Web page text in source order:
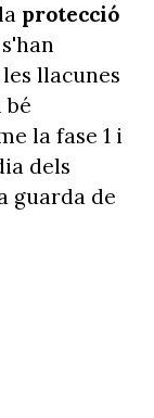
protecció
llacunes
bé
la fase 1 i
dels
guarda de